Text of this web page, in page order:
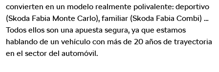
convierten en un modelo realmente polivalente: deportivo
(Skoda Fabia Monte Carlo), familiar (Skoda Fabia Combi) …
Todos ellos son una apuesta segura, ya que estamos
hablando de un vehículo con más de 20 años de trayectoria
en el sector del automóvil.